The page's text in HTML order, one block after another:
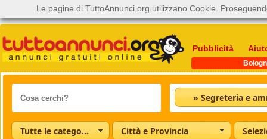
Pubblicità
Tutte le categorie Città e Provincia
Le pagine di TuttoAnnunci.org utilizzano Cookie.